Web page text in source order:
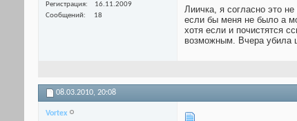
Регистрация
16.11.2009
Сообщений
18
Лиичка, я согласно это
если бы меня не было а
хотя если и почистятся
возможным. Вчера убила
08.03.2010, 20:08
Vortex